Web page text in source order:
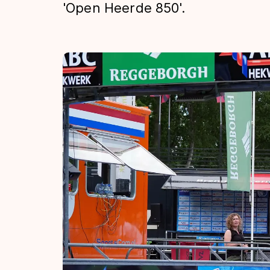
Tijden & historie
De weg op
Schaatsfans
Olympische
'Open Heerde 850'.